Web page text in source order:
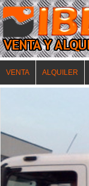
VENTA ALQUILER